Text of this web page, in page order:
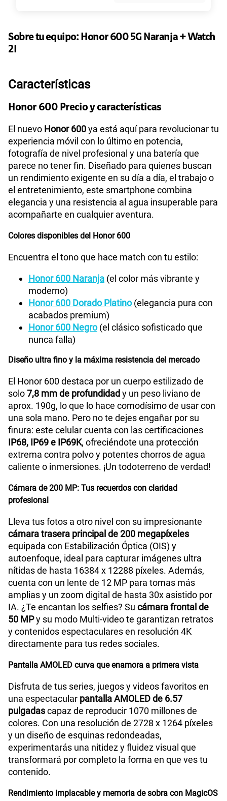
Paga solo S/ 49.90
Paga solo
60GBen alta velocidad
Paga solo
75 GB en alta velocidad
S/60.90
Ver menos planes
Sobre tu equipo: Honor 600 5G Naranja + Watch
2I
Características
Honor 600 Precio y características
El nuevo Honor 600ya está aquí para revolucionar tu
experiencia móvil con lo último en potencia,
fotografía de nivel profesional y una batería que
parece no tener fin. Diseñado para quienes buscan
un rendimiento exigente en su día a día, el trabajo o
el entretenimiento, este smartphone combina
elegancia y una resistencia al agua insuperable para
acompañarte en cualquier aventura.
Colores disponibles del Honor 600
Encuentra el tono que hace match con tu estilo:
Honor 600 Naranja (el color más vibrante y
moderno)
Honor 600 Dorado Platino(elegancia pura con
acabados premium)
Honor 600 Negro(el clásico sofisticado que
nunca falla)
Diseño ultra fino y la máxima resistencia del mercado
El Honor 600 destaca por un cuerpo estilizado de
solo7,8 mm de profundidad y un peso liviano de
aprox. 190g, lo que lo hace comodísimo de usar con
una sola mano. Pero no te dejes engañar por su
finura: este celular cuenta con las certificaciones
IP68, IP69 e IP69K, ofreciéndote una protección
extrema contra polvo y potentes chorros de agua
caliente o inmersiones. ¡Un todoterreno de verdad!
Cámara de 200 MP: Tus recuerdos con claridad
profesional
Lleva tus fotos a otro nivel con su impresionante
cámara trasera principal de 200 megapíxeles
equipada con Estabilización Óptica (OIS) y
autoenfoque, ideal para capturar imágenes ultra
nítidas de hasta 16384 x 12288 píxeles. Además,
cuenta con un lente de 12 MP para tomas más
amplias y un zoom digital de hasta 30x asistido por
IA. ¿Te encantan los selfies? Su cámara frontal de
50 MPy su modo Multi-video te garantizan retratos
y contenidos espectaculares en resolución 4K
directamente para tus redes sociales.
Pantalla AMOLED curva que enamora a primera vista
Disfruta de tus series, juegos y videos favoritos en
una espectacular pantalla AMOLED de 6.57
pulgadascapaz de reproducir 1070 millones de
colores. Con una resolución de 2728 x 1264 píxeles
y un diseño de esquinas redondeadas,
experimentarás una nitidez y fluidez visual que
transformará por completo la forma en que ves tu
contenido.
Rendimiento implacable y memoria de sobra con MagicOS